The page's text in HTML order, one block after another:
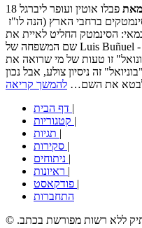
מאת פבלו אוטין ועופר ליברגל
הסינמטק החליט לאיית את
שם המשפחה של Luis Buñuel - "בוניואל" ולא "בונואל" כפי שהיה נהוג
זו טעות של מי שרואה את
זה ניסיון צולע, אבל נכון
לבטא את השם… להמשך קריאה
|
|
|
|
|
|
|
התחברות
ללא רשות מפורשת בכתב.